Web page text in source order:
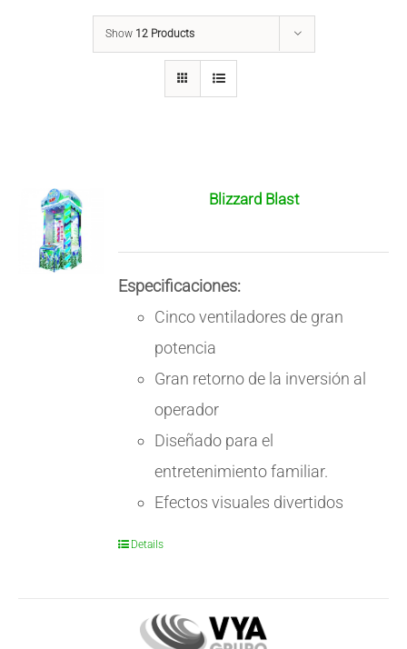
Show 12 Products
Blizzard Blast
Especificaciones:
Cinco ventiladores de gran
potencia
Gran retorno de la inversión al
operador
Diseñado para el
entretenimiento familiar.
Efectos visuales divertidos
Details